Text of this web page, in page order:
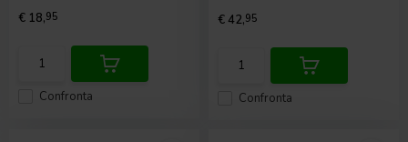
Confronta
€ 18,95
Confronta
€ 42,95